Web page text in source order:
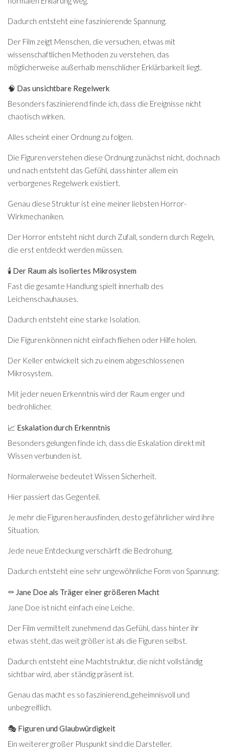
Dadurch entsteht eine faszinierende Spannung.
Der Film zeigt Menschen, die versuchen, etwas mit
wissenschaftlichen Methoden zu verstehen, das
möglicherweise außerhalb menschlicher Erklärbarkeit liegt.
🧠 Das unsichtbare Regelwerk
Besonders faszinierend finde ich, dass die Ereignisse nicht
chaotisch wirken.
Alles scheint einer Ordnung zu folgen.
Die Figuren verstehen diese Ordnung zunächst nicht, doch nach
und nach entsteht das Gefühl, dass hinter allem ein
verborgenes Regelwerk existiert.
Genau diese Struktur ist eine meiner liebsten Horror-
Wirkmechaniken.
Der Horror entsteht nicht durch Zufall, sondern durch Regeln,
die erst entdeckt werden müssen.
🕯️ Der Raum als isoliertes Mikrosystem
Fast die gesamte Handlung spielt innerhalb des
Leichenschauhauses.
Dadurch entsteht eine starke Isolation.
Die Figuren können nicht einfach fliehen oder Hilfe holen.
Der Keller entwickelt sich zu einem abgeschlossenen
Mikrosystem.
Mit jeder neuen Erkenntnis wird der Raum enger und
bedrohlicher.
📈 Eskalation durch Erkenntnis
Besonders gelungen finde ich, dass die Eskalation direkt mit
Wissen verbunden ist.
Normalerweise bedeutet Wissen Sicherheit.
Hier passiert das Gegenteil.
Je mehr die Figuren herausfinden, desto gefährlicher wird ihre
Situation.
Jede neue Entdeckung verschärft die Bedrohung.
Dadurch entsteht eine sehr ungewöhnliche Form von Spannung:
⚰️ Jane Doe als Träger einer größeren Macht
Jane Doe ist nicht einfach eine Leiche.
Der Film vermittelt zunehmend das Gefühl, dass hinter ihr
etwas steht, das weit größer ist als die Figuren selbst.
Dadurch entsteht eine Machtstruktur, die nicht vollständig
sichtbar wird, aber ständig präsent ist.
Genau das macht es so faszinierend.,geheimnisvoll und
unbegreiflich.
🎭 Figuren und Glaubwürdigkeit
Ein weiterer großer Pluspunkt sind die Darsteller.